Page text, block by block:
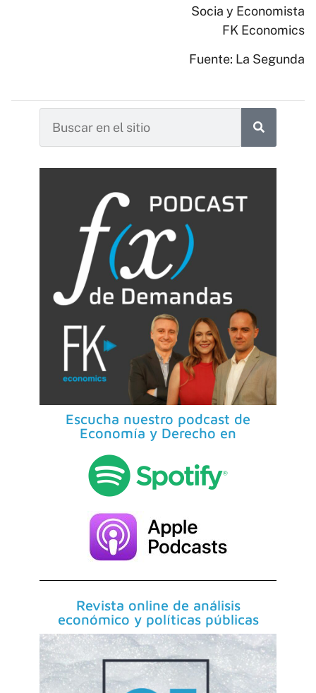
Socia y Economista
FK Economics
Fuente: La Segunda
Escucha nuestro podcast de
Economía y Derecho en
Revista online de análisis
económico y políticas públicas